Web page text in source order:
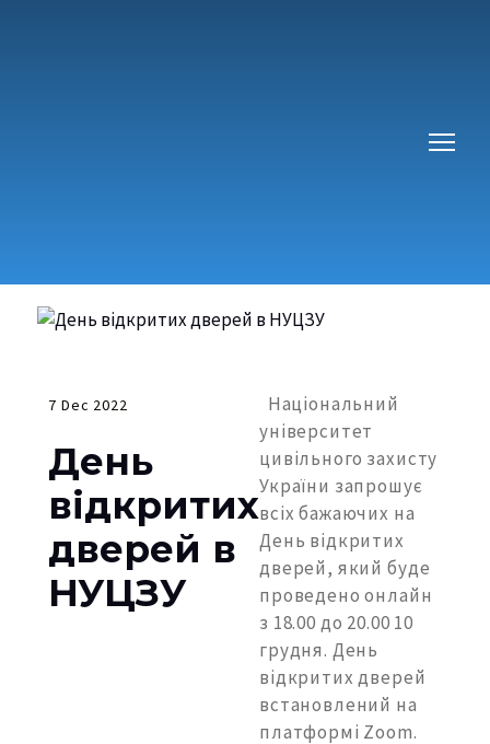
7 Dec 2022
День
відкритих
дверей в
НУЦЗУ
Національний
університет
цивільного захисту
України запрошує
всіх бажаючих на
День відкритих
дверей, який буде
проведено онлайн
з 18.00 до 20.00 10
грудня. День
відкритих дверей
встановлений на
платформі Zoom.